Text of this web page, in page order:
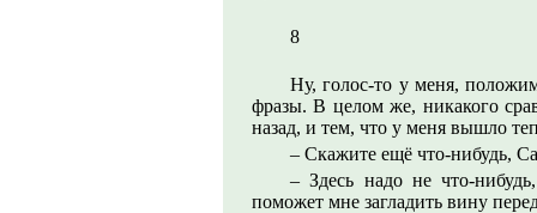
8
Ну, голос-то у меня,
фразы. В целом же, никакого
назад, и тем, что у меня вышло
– Скажите ещё что-нибудь,
– Здесь надо не что-
поможет мне загладить вину